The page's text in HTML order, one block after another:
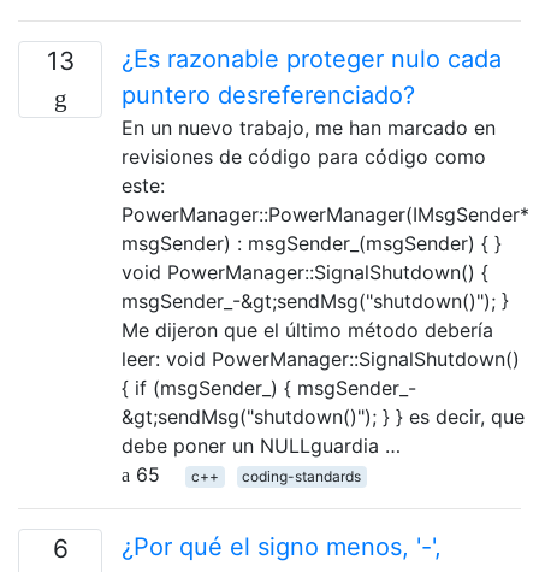
13
¿Es razonable proteger nulo cada
puntero desreferenciado?
En un nuevo trabajo, me han marcado en
revisiones de código para código como
este:
PowerManager::PowerManager(IMsgSender*
msgSender) : msgSender_(msgSender) { }
void PowerManager::SignalShutdown() {
msgSender_-&gt;sendMsg("shutdown()"); }
Me dijeron que el último método debería
leer: void PowerManager::SignalShutdown()
{ if (msgSender_) { msgSender_-
&gt;sendMsg("shutdown()"); } } es decir, que
debe poner un NULLguardia …
65
c++ coding-standards
6
¿Por qué el signo menos, '-',